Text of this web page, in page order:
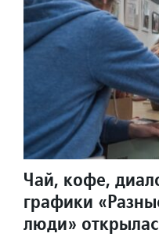
Чай, кофе,
графики
люди»